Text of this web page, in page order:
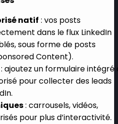
natif : vos posts
dans le flux LinkedIn
sous forme de posts
Content).
: ajoutez un formulaire intégré
pour collecter des leads
: carrousels, vidéos,
pour plus d’interactivité.